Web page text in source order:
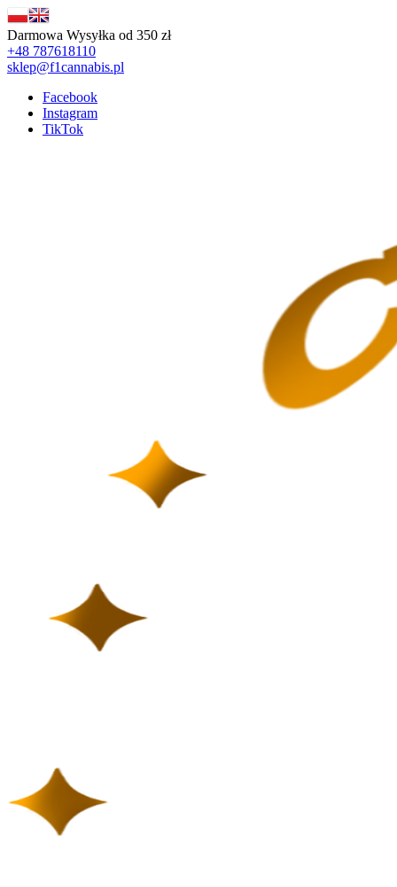
Darmowa Wysyłka od 350 zł
+48 787618110
sklep@f1cannabis.pl
Facebook
Instagram
TikTok